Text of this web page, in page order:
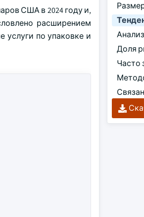
США в 2024 году и,
расширением
услуги по упаковке и
Доля
Часто